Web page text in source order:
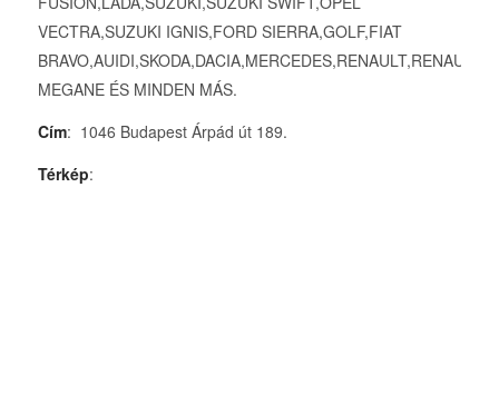
VECTRA,SUZUKI IGNIS,FORD SIERRA,GOLF,FIAT
BRAVO,AUIDI,SKODA,DACIA,MERCEDES,RENAULT,RENAULT
MEGANE ÉS MINDEN MÁS.
Cím: 1046 Budapest Árpád út 189.
Térkép: